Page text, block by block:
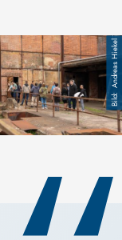
Andreas Hiekel